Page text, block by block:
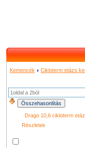
Kemencék Cikloterm etázs
1oldal a 2ból
Drago 10,6 cikloterm
Részletek